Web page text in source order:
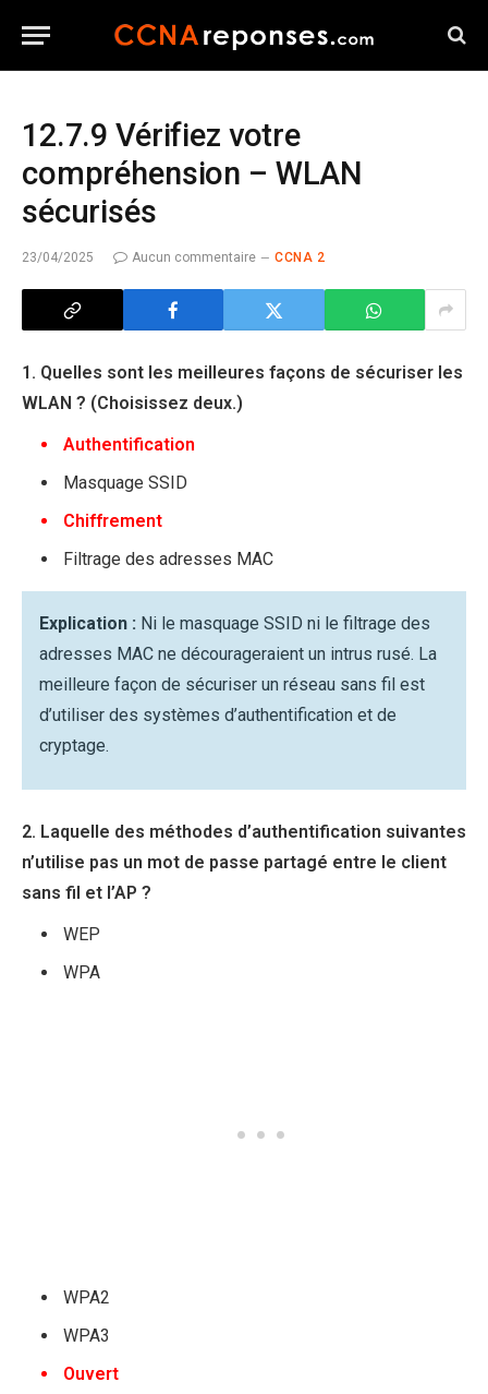
12.7.9 Vérifiez votre
compréhension – WLAN
sécurisés
23/04/2025 Aucun commentaire CCNA 2
1. Quelles sont les meilleures façons de sécuriser les
WLAN ? (Choisissez deux.)
Authentification
Masquage SSID
Chiffrement
Filtrage des adresses MAC
Explication : Ni le masquage SSID ni le filtrage des
adresses MAC ne décourageraient un intrus rusé. La
meilleure façon de sécuriser un réseau sans fil est
d’utiliser des systèmes d’authentification et de
cryptage.
2. Laquelle des méthodes d’authentification suivantes
n’utilise pas un mot de passe partagé entre le client
sans fil et l’AP ?
WEP
WPA
WPA2
WPA3
Ouvert